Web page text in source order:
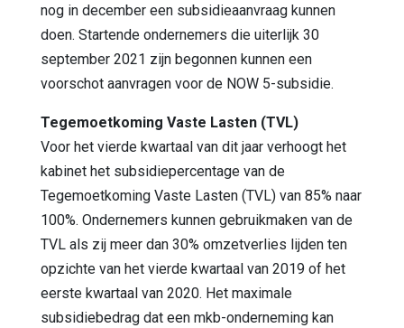
nog in december een subsidieaanvraag kunnen
doen. Startende ondernemers die uiterlijk 30
september 2021 zijn begonnen kunnen een
voorschot aanvragen voor de NOW 5-subsidie.
Tegemoetkoming Vaste Lasten (TVL)
Voor het vierde kwartaal van dit jaar verhoogt het
kabinet het subsidiepercentage van de
Tegemoetkoming Vaste Lasten (TVL) van 85% naar
100%. Ondernemers kunnen gebruikmaken van de
TVL als zij meer dan 30% omzetverlies lijden ten
opzichte van het vierde kwartaal van 2019 of het
eerste kwartaal van 2020. Het maximale
subsidiebedrag dat een mkb-onderneming kan